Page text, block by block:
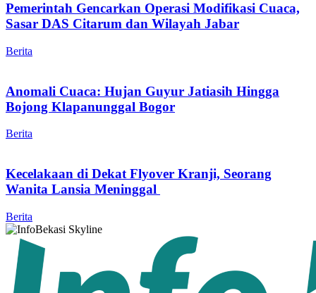
Pemerintah Gencarkan Operasi Modifikasi Cuaca,
Sasar DAS Citarum dan Wilayah Jabar
Berita
Anomali Cuaca: Hujan Guyur Jatiasih Hingga
Bojong Klapanunggal Bogor
Berita
Kecelakaan di Dekat Flyover Kranji, Seorang
Wanita Lansia Meninggal
Berita